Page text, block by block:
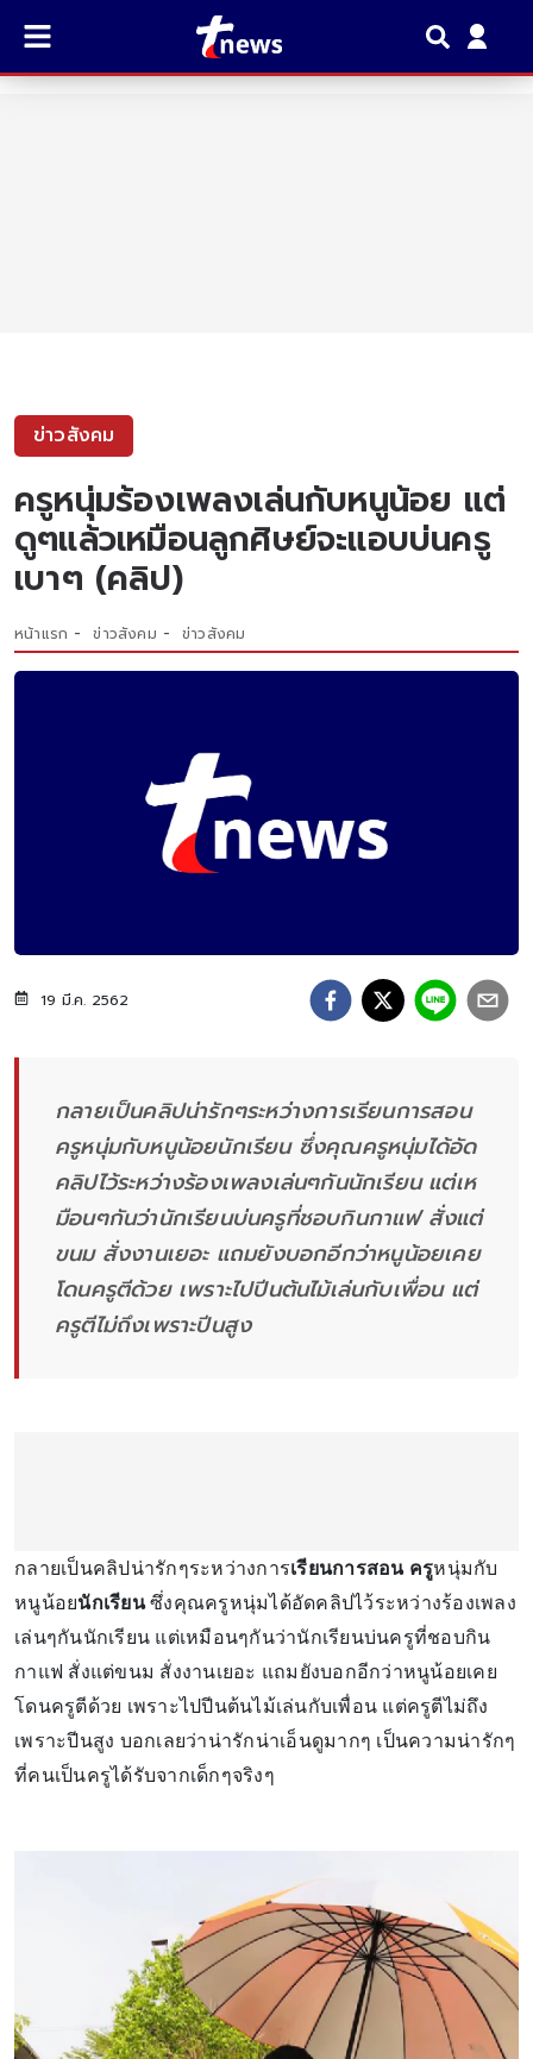
ข่าวสังคม
ครูหนุ่มร้องเพลงเล่นกับหนูน้อย แต่
ดูๆแล้วเหมือนลูกศิษย์จะแอบบ่นครู
เบาๆ (คลิป)
หน้าแรก ข่าวสังคม ข่าวสังคม
19 มี.ค. 2562
กลายเป็นคลิปน่ารักๆระหว่างการเรียนการสอน
ครูหนุ่มกับหนูน้อยนักเรียน ซึ่งคุณครูหนุ่มได้อัด
คลิปไว้ระหว่างร้องเพลงเล่นๆกันนักเรียน แต่เห
มือนๆกันว่านักเรียนบ่นครูที่ชอบกินกาแฟ สั่งแต่
ขนม สั่งงานเยอะ แถมยังบอกอีกว่าหนูน้อยเคย
โดนครูตีด้วย เพราะไปปีนต้นไม้เล่นกับเพื่อน แต่
ครูตีไม่ถึงเพราะปีนสูง
กลายเป็นคลิปน่ารักๆระหว่างการเรียนการสอน ครูหนุ่มกับ
หนูน้อยนักเรียนซึ่งคุณครูหนุ่มได้อัดคลิปไว้ระหว่างร้องเพลง
เล่นๆกันนักเรียน แต่เหมือนๆกันว่านักเรียนบ่นครูที่ชอบกิน
กาแฟ สั่งแต่ขนม สั่งงานเยอะ แถมยังบอกอีกว่าหนูน้อยเคย
โดนครูตีด้วย เพราะไปปีนต้นไม้เล่นกับเพื่อน แต่ครูตีไม่ถึง
เพราะปีนสูง บอกเลยว่าน่ารักน่าเอ็นดูมากๆ เป็นความน่ารักๆ
ที่คนเป็นครูได้รับจากเด็กๆจริงๆ